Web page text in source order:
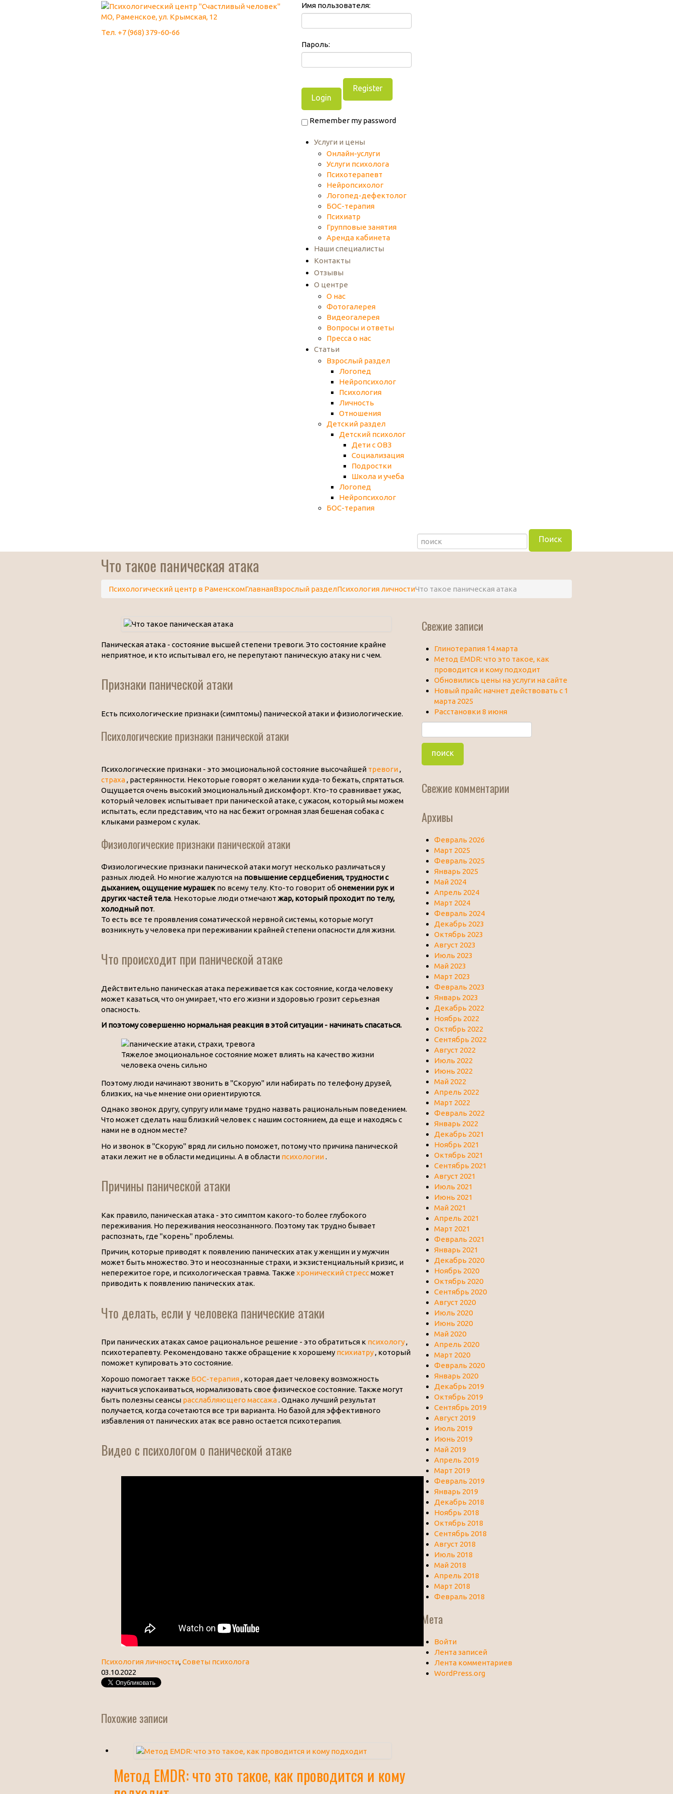
МО, Раменское, ул. Крымская, 12
Тел. +7 (968) 379-60-66
Имя пользователя:
Пароль:
Register
Remember my password
Услуги и цены
Онлайн-услуги
Услуги психолога
Психотерапевт
Нейропсихолог
Логопед-дефектолог
БОС-терапия
Психиатр
Групповые занятия
Аренда кабинета
Наши специалисты
Контакты
Отзывы
О центре
О нас
Фотогалерея
Видеогалерея
Вопросы и ответы
Пресса о нас
Статьи
Взрослый раздел
Логопед
Нейропсихолог
Психология
Личность
Отношения
Детский раздел
Детский психолог
Дети с ОВЗ
Социализация
Подростки
Школа и учеба
Логопед
Нейропсихолог
БОС-терапия
Что такое паническая атака
Психологический центр в РаменскомГлавнаяВзрослый разделПсихология личностиЧто такое паническая атака
Паническая атака - состояние высшей степени тревоги. Это состояние крайне
неприятное, и кто испытывал его, не перепутают паническую атаку ни с чем.
Признаки панической атаки
Есть психологические признаки (симптомы) панической атаки и физиологические.
Психологические признаки панической атаки
Психологические признаки - это эмоциональной состояние высочайшей тревоги,
страха, растерянности. Некоторые говорят о желании куда-то бежать, спрятаться.
Ощущается очень высокий эмоциональный дискомфорт. Кто-то сравнивает ужас,
который человек испытывает при панической атаке, с ужасом, который мы можем
испытать, если представим, что на нас бежит огромная злая бешеная собака с
клыками размером с кулак.
Физиологические признаки панической атаки
Физиологические признаки панической атаки могут несколько различаться у
разных людей. Но многие жалуются на повышение сердцебиения, трудности с
дыханием, ощущение мурашек по всему телу. Кто-то говорит об онемении рук и
других частей тела. Некоторые люди отмечают жар, который проходит по телу,
холодный пот.
То есть все те проявления соматической нервной системы, которые могут
возникнуть у человека при переживании крайней степени опасности для жизни.
Что происходит при панической атаке
Действительно паническая атака переживается как состояние, когда человеку
может казаться, что он умирает, что его жизни и здоровью грозит серьезная
опасность.
И поэтому совершенно нормальная реакция в этой ситуации - начинать спасаться.
Тяжелое эмоциональное состояние может влиять на качество жизни
человека очень сильно
Поэтому люди начинают звонить в "Скорую" или набирать по телефону друзей,
близких, на чье мнение они ориентируются.
Однако звонок другу, супругу или маме трудно назвать рациональным поведением.
Что может сделать наш близкий человек с нашим состоянием, да еще и находясь с
нами не в одном месте?
Но и звонок в "Скорую" вряд ли сильно поможет, потому что причина панической
атаки лежит не в области медицины. А в области психологии.
Причины панической атаки
Как правило, паническая атака - это симптом какого-то более глубокого
переживания. Но переживания неосознанного. Поэтому так трудно бывает
распознать, где "корень" проблемы.
Причин, которые приводят к появлению панических атак у женщин и у мужчин
может быть множество. Это и неосознанные страхи, и экзистенциальный кризис, и
непережитое горе, и психологическая травма. Такжехронический стрессможет
приводить к появлению панических атак.
Что делать, если у человека панические атаки
При панических атаках самое рациональное решение - это обратиться к психологу,
психотерапевту. Рекомендовано также обращение к хорошему психиатру, который
поможет купировать это состояние.
Хорошо помогает также БОС-терапия, которая дает человеку возможность
научиться успокаиваться, нормализовать свое физическое состояние. Также могут
быть полезны сеансы расслабляющего массажа. Однако лучший результат
получается, когда сочетаются все три варианта. Но базой для эффективного
избавления от панических атак все равно остается психотерапия.
Видео с психологом о панической атаке
Психология личности,Советы психолога
03.10.2022
Похожие записи
Метод EMDR: что это такое, как проводится и кому
Свежие записи
Глинотерапия 14 марта
Метод EMDR: что это такое, как
проводится и кому подходит
Обновились цены на услуги на сайте
Новый прайс начнет действовать с 1
марта 2025
Расстановки 8 июня
Свежие комментарии
Архивы
Февраль 2026
Март 2025
Февраль 2025
Январь 2025
Май 2024
Апрель 2024
Март 2024
Февраль 2024
Декабрь 2023
Октябрь 2023
Август 2023
Июль 2023
Май 2023
Март 2023
Февраль 2023
Январь 2023
Декабрь 2022
Ноябрь 2022
Октябрь 2022
Сентябрь 2022
Август 2022
Июль 2022
Июнь 2022
Май 2022
Апрель 2022
Март 2022
Февраль 2022
Январь 2022
Декабрь 2021
Ноябрь 2021
Октябрь 2021
Сентябрь 2021
Август 2021
Июль 2021
Июнь 2021
Май 2021
Апрель 2021
Март 2021
Февраль 2021
Январь 2021
Декабрь 2020
Ноябрь 2020
Октябрь 2020
Сентябрь 2020
Август 2020
Июль 2020
Июнь 2020
Май 2020
Апрель 2020
Март 2020
Февраль 2020
Январь 2020
Декабрь 2019
Октябрь 2019
Сентябрь 2019
Август 2019
Июль 2019
Июнь 2019
Май 2019
Апрель 2019
Март 2019
Февраль 2019
Январь 2019
Декабрь 2018
Ноябрь 2018
Октябрь 2018
Сентябрь 2018
Август 2018
Июль 2018
Май 2018
Апрель 2018
Март 2018
Февраль 2018
Мета
Войти
Лента записей
Лента комментариев
WordPress.org